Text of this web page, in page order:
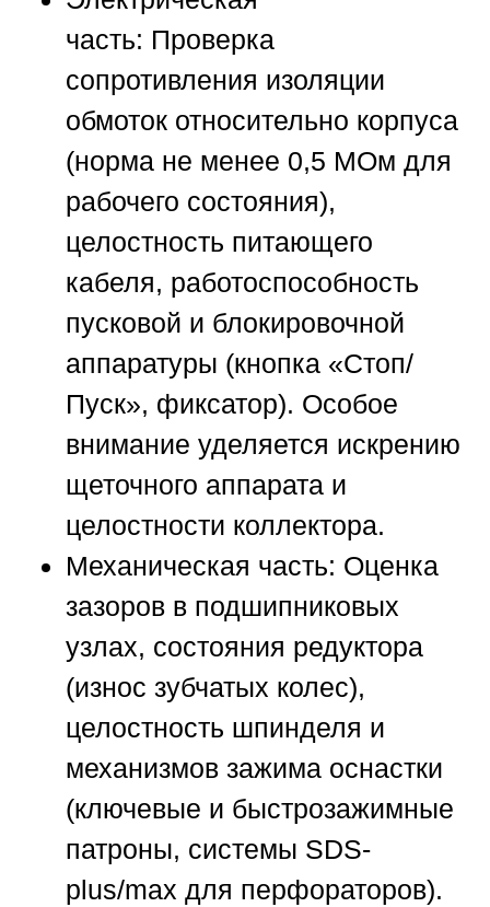
часть: Проверка
сопротивления изоляции
обмоток относительно корпуса
(норма не менее 0,5 МОм для
рабочего состояния),
целостность питающего
кабеля, работоспособность
пусковой и блокировочной
аппаратуры (кнопка «Стоп/
Пуск», фиксатор). Особое
внимание уделяется искрению
щеточного аппарата и
целостности коллектора.
Механическая часть: Оценка
зазоров в подшипниковых
узлах, состояния редуктора
(износ зубчатых колес),
целостность шпинделя и
механизмов зажима оснастки
(ключевые и быстрозажимные
патроны, системы SDS-
plus/max для перфораторов).